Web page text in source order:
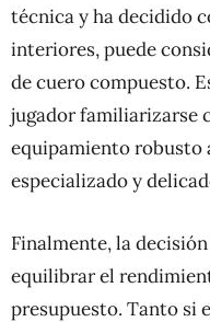
técnica y ha decidido
interiores, puede
de cuero compuesto.
jugador familiarizarse
equipamiento robusto
especializado y
Finalmente, la
equilibrar el
presupuesto. Tanto si